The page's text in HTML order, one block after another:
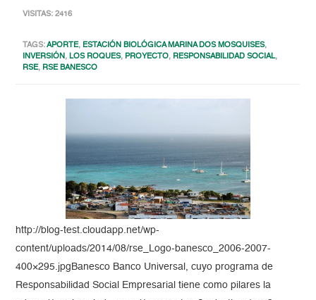
VISITAS: 2416
TAGS:APORTE, ESTACIÓN BIOLÓGICA MARINA DOS MOSQUISES,
INVERSIÓN,LOS ROQUES, PROYECTO, RESPONSABILIDAD SOCIAL,
RSE, RSE BANESCO
http://blog-test.cloudapp.net/wp-
content/uploads/2014/08/rse_Logo-banesco_2006-2007-
400×295.jpgBanesco Banco Universal, cuyo programa de
Responsabilidad Social Empresarial tiene como pilares la